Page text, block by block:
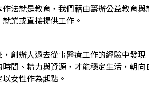
法就是教育，我們藉由籌辦公益教育
業或直接提供工作。
創辦人過去從事醫療工作的經驗中發
間、精力與資源，才能穩定生活，朝
女性作為起點。